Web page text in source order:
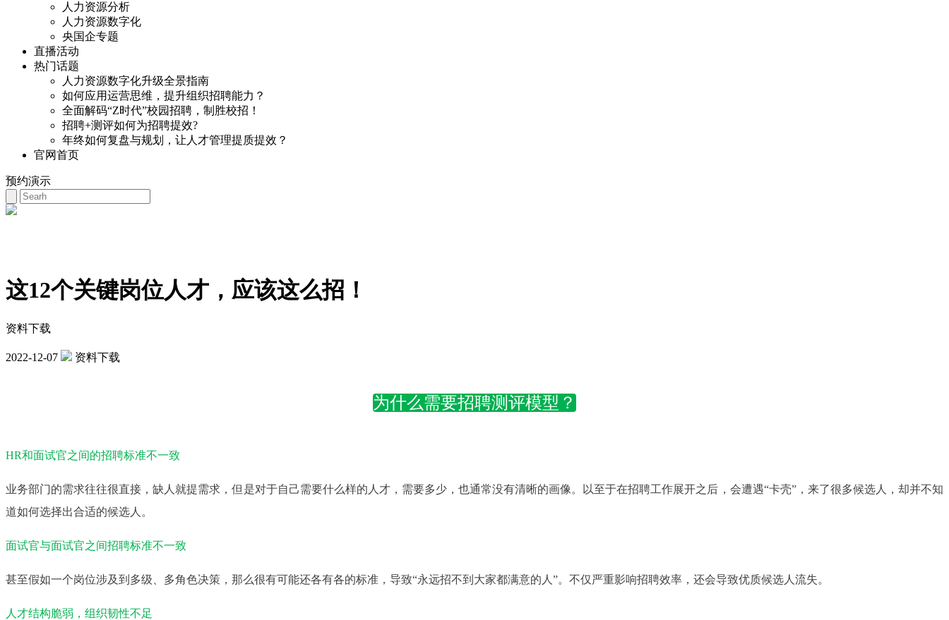
人力资源分析
人力资源数字化
央国企专题
直播活动
热门话题
人力资源数字化升级全景指南
如何应用运营思维，提升组织招聘能力？
全面解码“Z时代”校园招聘，制胜校招！
招聘+测评如何为招聘提效?
年终如何复盘与规划，让人才管理提质提效？
官网首页
预约演示
这12个关键岗位人才，应该这么招！
资料下载
2022-12-07 资料下载
为什么需要招聘测评模型？
HR和面试官之间的招聘标准不一致
业务部门的需求往往很直接，缺人就提需求，但是对于自己需要什么样的人才，需要多少，也通常没有清晰的画像。以至于在招聘工作展开之后，会遭遇“卡壳”，来了很多候选人，却并不知
道如何选择出合适的候选人。
面试官与面试官之间招聘标准不一致
甚至假如一个岗位涉及到多级、多角色决策，那么很有可能还各有各的标准，导致“永远招不到大家都满意的人”。不仅严重影响招聘效率，还会导致优质候选人流失。
人才结构脆弱，组织韧性不足